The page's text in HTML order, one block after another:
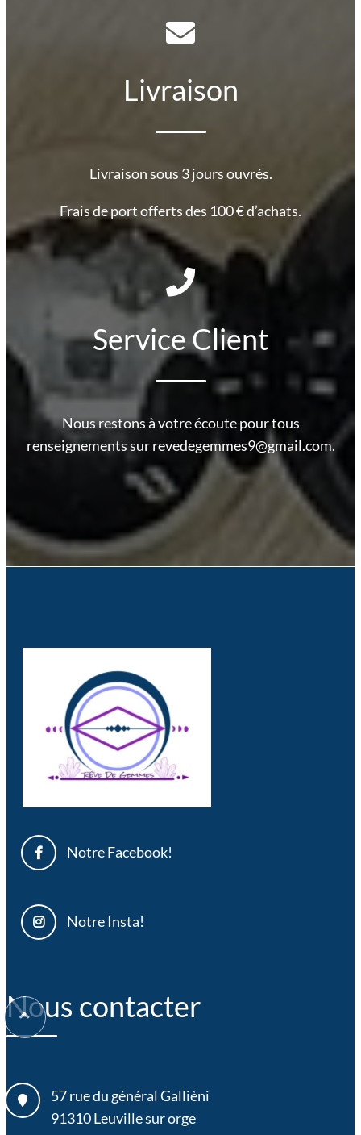
Livraison
Livraison sous 3 jours ouvrés.
Frais de port offerts des 100 € d’achats.
Service Client
Nous restons à votre écoute pour tous
renseignements sur revedegemmes9@gmail.com.
Notre Facebook!
Notre Insta!
Nous contacter
57 rue du général Gallièni
91310Leuville sur orge